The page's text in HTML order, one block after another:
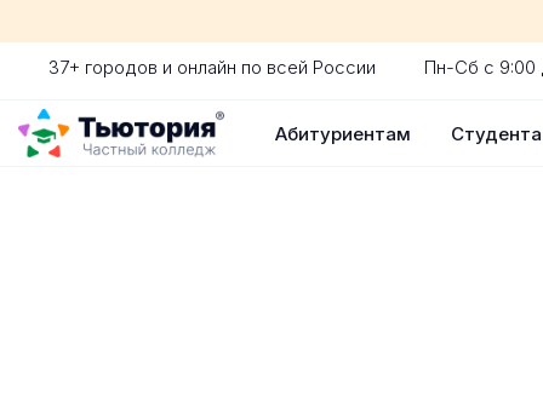
37+ городов и онлайн по всей России Пн-Сб с 9:00
Абитуриентам